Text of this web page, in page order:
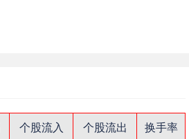
个股流入 个股流出
换手率